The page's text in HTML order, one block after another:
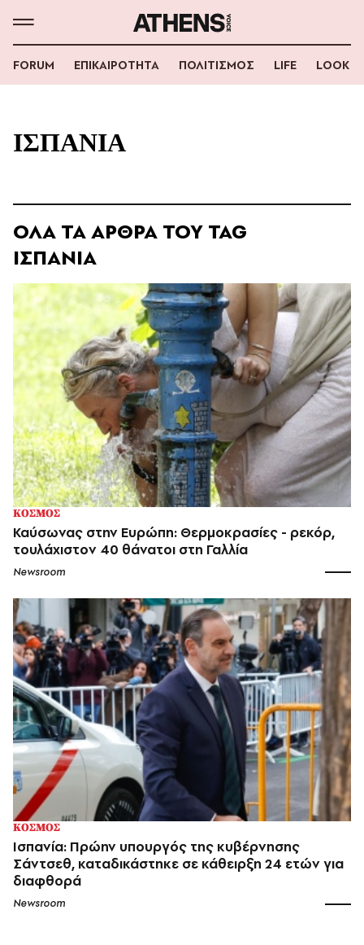
FORUM ΕΠΙΚΑΙΡΟΤΗΤΑ ΠΟΛΙΤΙΣΜΟΣ LIFE LOOK
ΙΣΠΑΝΙΑ
ΟΛΑ ΤΑ ΑΡΘΡΑ ΤΟΥ TAG
ΙΣΠΑΝΙΑ
ΚΟΣΜΟΣ
Καύσωνας στην Ευρώπη: Θερμοκρασίες - ρεκόρ,
τουλάχιστον 40 θάνατοι στη Γαλλία
Newsroom
ΚΟΣΜΟΣ
Ισπανία: Πρώην υπουργός της κυβέρνησης
Σάντσεθ, καταδικάστηκε σε κάθειρξη 24 ετών για
διαφθορά
Newsroom